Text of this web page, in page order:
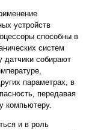
устройств
способны в
систем
датчики собирают
параметрах, в
передавая
компьютеру.
и в роль